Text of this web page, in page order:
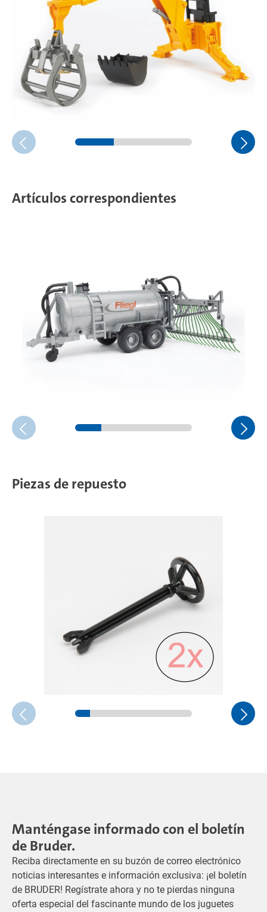
Artículos correspondientes
Piezas de repuesto
Manténgase informado con el boletín
de Bruder.
Reciba directamente en su buzón de correo electrónico
noticias interesantes e información exclusiva: ¡el boletín
de BRUDER! Regístrate ahora y no te pierdas ninguna
oferta especial del fascinante mundo de los juguetes